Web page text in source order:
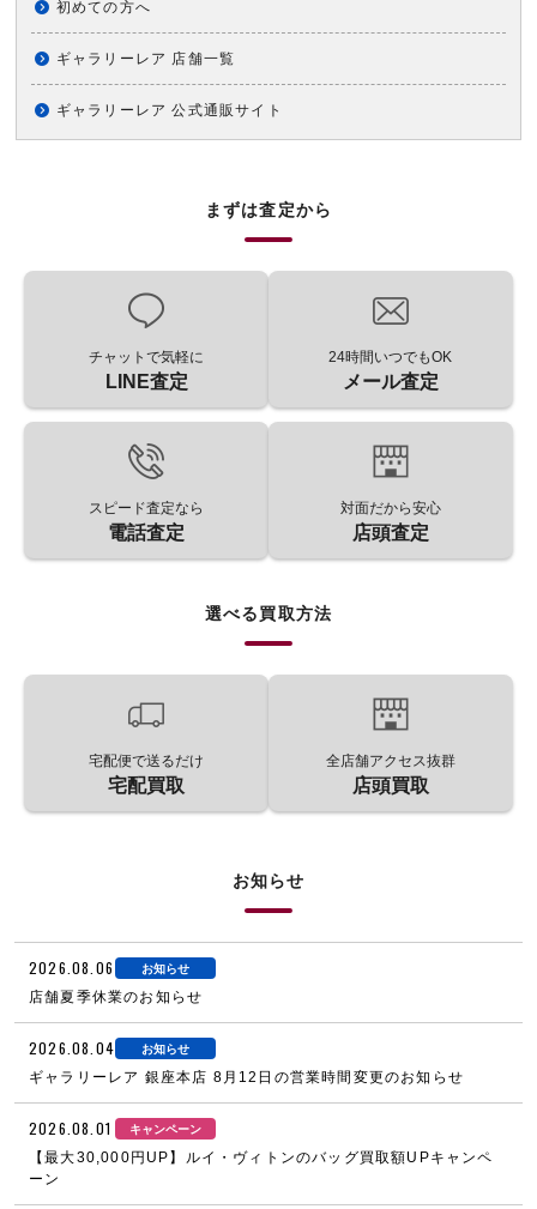
初めての方へ
ギャラリーレア 店舗一覧
ギャラリーレア 公式通販サイト
まずは査定から
チャットで気軽に
LINE査定
24時間いつでもOK
メール査定
スピード査定なら
電話査定
対面だから安心
店頭査定
選べる買取方法
宅配便で送るだけ
宅配買取
全店舗アクセス抜群
店頭買取
お知らせ
2026.08.06 お知らせ
店舗夏季休業のお知らせ
2026.08.04 お知らせ
ギャラリーレア 銀座本店 8月12日の営業時間変更のお知らせ
2026.08.01 キャンペーン
【最大30,000円UP】ルイ・ヴィトンのバッグ買取額UPキャンペ
ーン